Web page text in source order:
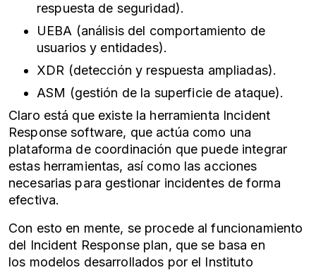
respuesta de seguridad).
UEBA (análisis del comportamiento de
usuarios y entidades).
XDR (detección y respuesta ampliadas).
ASM (gestión de la superficie de ataque).
Claro está que existe la herramienta Incident
Response software, que actúa como una
plataforma de coordinación que puede integrar
estas herramientas, así como las acciones
necesarias para gestionar incidentes de forma
efectiva.
Con esto en mente, se procede al funcionamiento
del Incident Response plan, que se basa en
los modelos desarrollados por el Instituto